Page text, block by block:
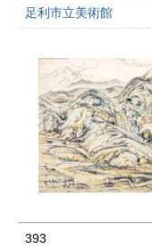
足利市立美術館
393